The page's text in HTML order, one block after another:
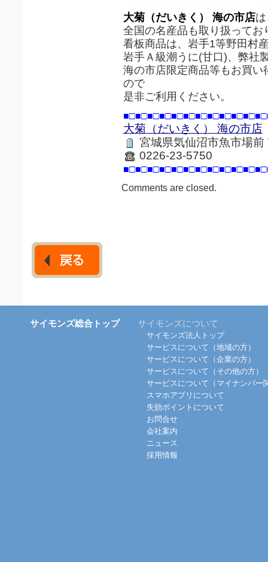
大菊（だいきく） 海の市店
全国の名産品も取り扱ってお
看板商品は、岩手1等野田村
岩手Ａ級潮うに(甘口)、弊社
海の市店限定商品等もお買
ので
是非ご利用ください。
大菊（だいきく） 海の市店
宮城県気仙沼市魚市場前
0226-23-5750
Comments are closed.
サイモンズ総合トップ サイモンズについて
サイモンズ法人トップ
サービスについて（地域の方）
サービスについて（企業の方）
サービスについて（その他の方）
サービスについて（マイナンバー
スマホアプリについて
失効ポイントについて
お問合せ
会社案内
ニュース
採用情報